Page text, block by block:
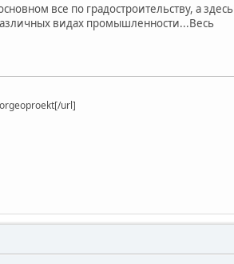
все по градостроительству, а здесь
видах промышленности...Весь
url]